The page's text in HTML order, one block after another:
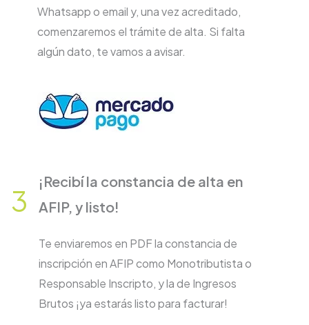
Whatsapp o email y, una vez acreditado,
comenzaremos el trámite de alta. Si falta
algún dato, te vamos a avisar.
3
¡Recibí la constancia de alta en
AFIP, y listo!
Te enviaremos en PDF la constancia de
inscripción en AFIP como Monotributista o
Responsable Inscripto, y la de Ingresos
Brutos ¡ya estarás listo para facturar!